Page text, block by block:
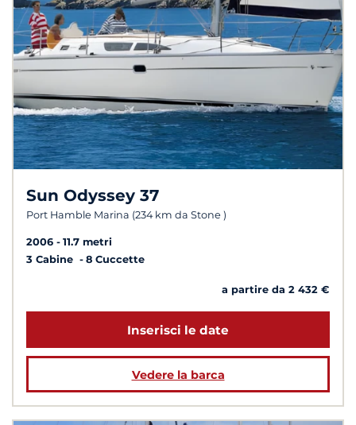
Sun Odyssey 37
Port Hamble Marina (234 km da Stone )
2006
11.7 metri
3 Cabine
8 Cuccette
a partire da 2 432 €
Inserisci le date
Vedere la barca